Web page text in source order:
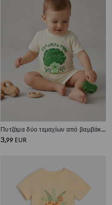
Πυτζάμα δύο τεμαχίων από βαμβάκι με τύπωμα
3,99 EUR